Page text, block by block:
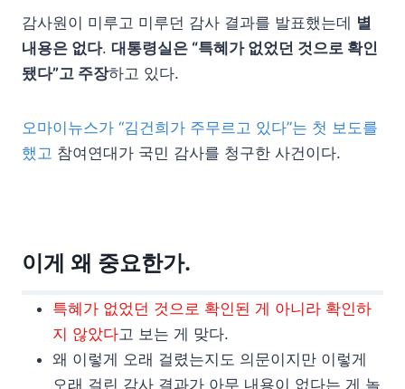
감사원이 미루고 미루던 감사 결과를 발표했는데 별
내용은 없다. 대통령실은 “특혜가 없었던 것으로 확인
됐다”고 주장하고 있다.
오마이뉴스가 “김건희가 주무르고 있다”는 첫 보도를
했고 참여연대가 국민 감사를 청구한 사건이다.
이게 왜 중요한가.
특혜가 없었던 것으로 확인된 게 아니라 확인하
지 않았다고 보는 게 맞다.
왜 이렇게 오래 걸렸는지도 의문이지만 이렇게
오래 걸린 감사 결과가 아무 내용이 없다는 게 놀